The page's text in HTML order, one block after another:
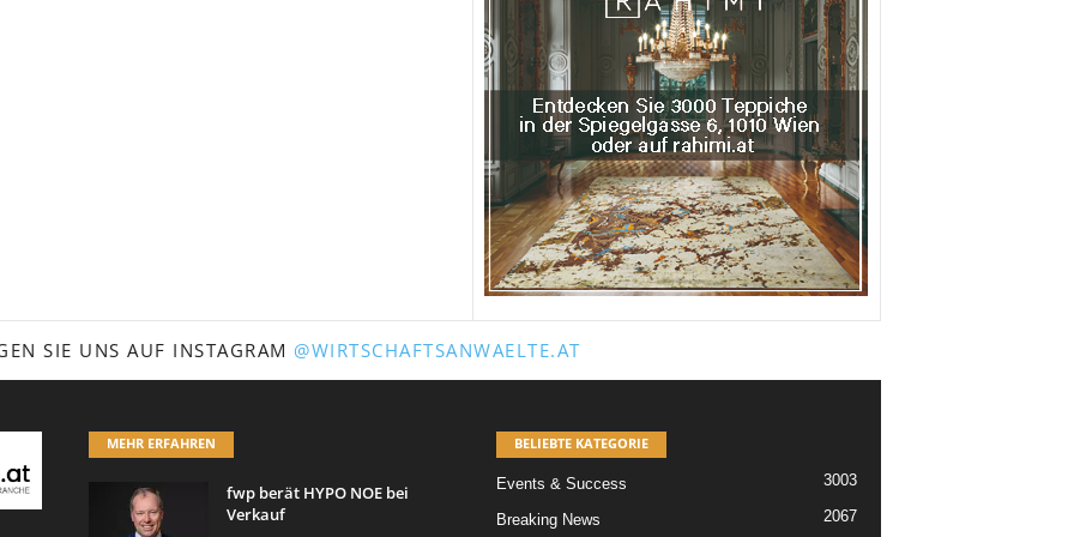
SIE UNS AUF INSTAGRAM @WIRTSCHAFTSANWAELTE.AT
MEHR ERFAHREN
fwp berät HYPO NOE bei
Verkauf
BELIEBTE KATEGORIE
Events & Success 3003
Breaking News 2067